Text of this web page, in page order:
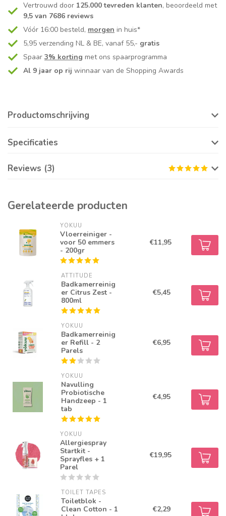
Vertrouwd door 125.000 tevreden klanten, beoordeeld met
9,5 van 7686 reviews
Vóór 16:00 besteld, morgen in huis*
5,95 verzending NL & BE, vanaf 55,- gratis
Spaar 3% korting met ons spaarprogramma
Al 9 jaar op rij winnaar van de Shopping Awards
Productomschrijving
Specificaties
Reviews (3)
Gerelateerde producten
YOKUU
Vloerreiniger -
voor 50 emmers
- 200gr
€11,95
ATTITUDE
Badkamerreinig
er Citrus Zest -
800ml
€5,45
YOKUU
Badkamerreinig
er Refill - 2
Parels
€6,95
YOKUU
Navulling
Probiotische
Handzeep - 1
tab
€4,95
YOKUU
Allergiespray
Startkit -
Sprayfles + 1
Parel
€19,95
TOILET TAPES
Toiletblok -
Clean Cotton - 1
€2,29